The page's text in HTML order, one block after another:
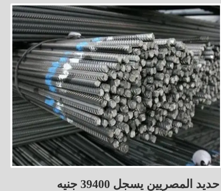
حديد المصريين يسجل 39400 جنيه